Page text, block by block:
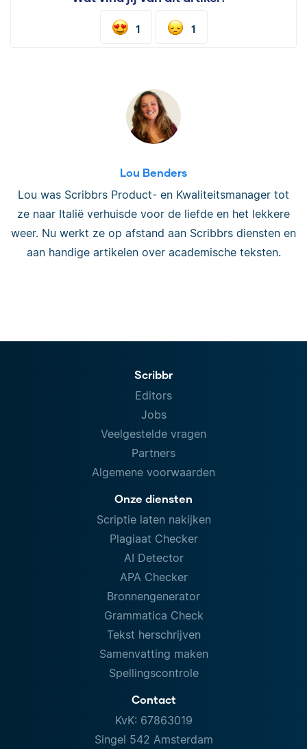
1 1
Lou Benders
Lou was Scribbrs Product- en Kwaliteitsmanager tot
ze naar Italië verhuisde voor de liefde en het lekkere
weer. Nu werkt ze op afstand aan Scribbrs diensten en
aan handige artikelen over academische teksten.
Scribbr
Editors
Jobs
Veelgestelde vragen
Partners
Algemene voorwaarden
Onze diensten
Scriptie laten nakijken
Plagiaat Checker
AI Detector
APA Checker
Bronnengenerator
Grammatica Check
Tekst herschrijven
Samenvatting maken
Spellingscontrole
Contact
KvK: 67863019
Singel 542 Amsterdam